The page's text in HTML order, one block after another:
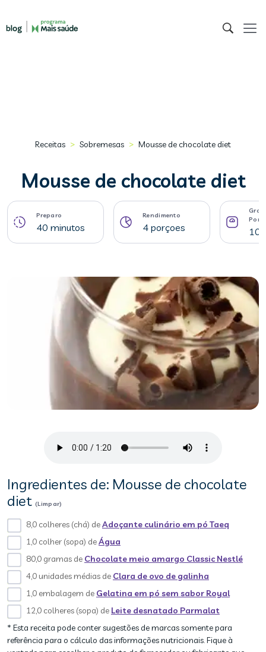
Receitas > Sobremesas > Mousse de chocolate diet
Mousse de chocolate diet
Preparo
40 minutos
Rendimento
4 porçoes
Ingredientes de: Mousse de chocolate
diet (Limpar)
8,0 colheres (chá) deAdoçante culinário em pó Taeq
1,0 colher (sopa) deÁgua
80,0 gramas de Chocolate meio amargo Classic Nestlé
4,0 unidades médias de Clara de ovo de galinha
1,0 embalagem de Gelatina em pó sem sabor Royal
12,0 colheres (sopa) de Leite desnatado Parmalat
* Esta receita pode conter sugestões de marcas somente para
referência para o cálculo das informações nutricionais. Fique à